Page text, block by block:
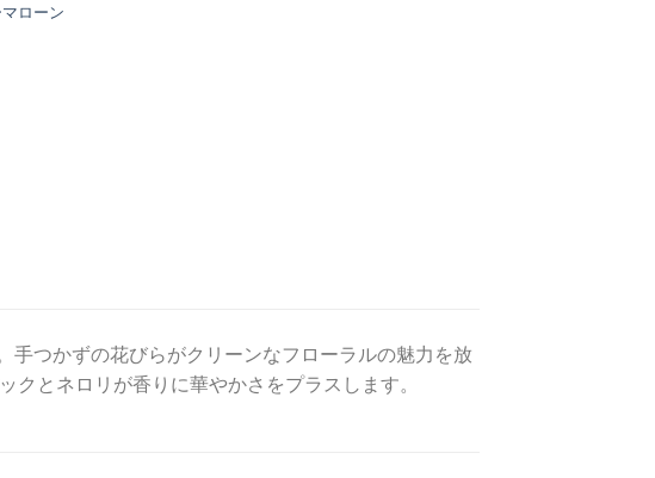
ローン
つかずの花びらがクリーンなフローラルの魅力を放
とネロリが香りに華やかさをプラスします。